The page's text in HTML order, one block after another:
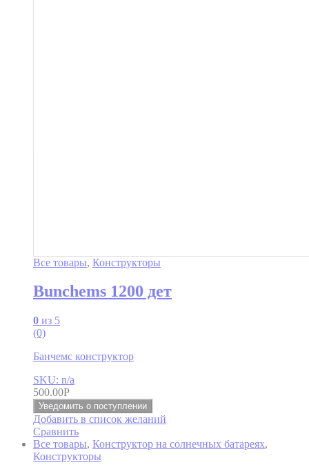
Все товары, Конструкторы
Bunchems 1200 дет
0 из 5
(0)
Банчемс конструктор
SKU: n/a
500.00Р
Уведомить о поступлении
Добавить в список желаний
Сравнить
Все товары, Конструктор на солнечных батареях,
Конструкторы